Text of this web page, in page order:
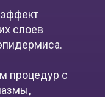
слоев
процедур с